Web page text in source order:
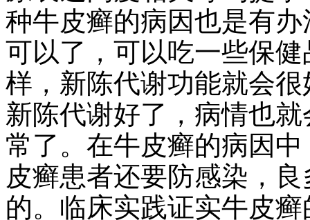
种牛皮癣的病因也是有
可以了，可以吃一些保
样，新陈代谢功能就会
新陈代谢好了，病情也
常了。在牛皮癣的病因
皮癣患者还要防感染，
的。临床实践证实牛皮